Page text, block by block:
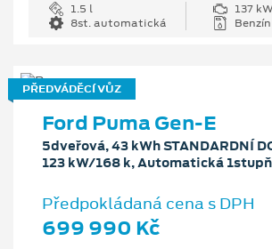
1.5 l
137
8st. automatická
Benzín
PŘEDVÁDĚCÍ VŮZ
Ford Puma Gen-E
5dveřová, 43 kWh STANDARDNÍ
123 kW/168 k, Automatická
Předpokládaná cena s DPH
699 990 Kč